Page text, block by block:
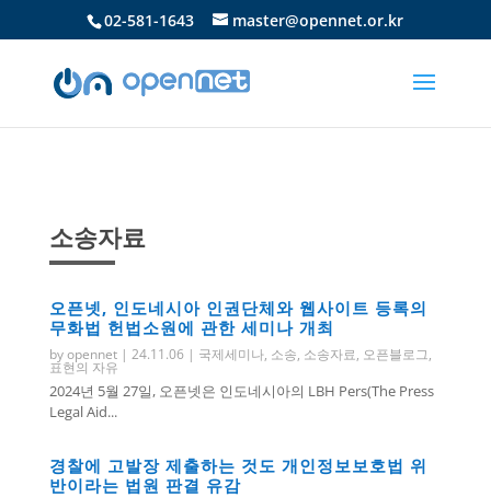
02-581-1643 master@opennet.or.kr
소송자료
오픈넷, 인도네시아 인권단체와 웹사이트 등록의
무화법 헌법소원에 관한 세미나 개최
byopennet| 24.11.06| 국제세미나, 소송, 소송자료, 오픈블로그,
표현의 자유
2024년 5월 27일, 오픈넷은 인도네시아의 LBH Pers(The Press
Legal Aid...
경찰에 고발장 제출하는 것도 개인정보보호법 위
반이라는 법원 판결 유감